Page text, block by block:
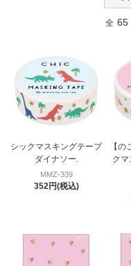
全 65
シックマスキングテープ
ダイナソー.
MMZ-339
352円(税込)
【
ク